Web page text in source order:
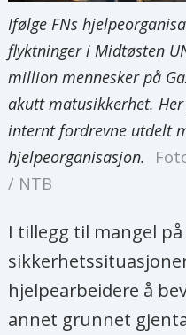
Ifølge FNs
flyktninger i Midtøsten
million mennesker på
akutt matusikkerhet.
internt fordrevne utdelt
hjelpeorganisasjon.
/ NTB
I tillegg til mangel
hjelpearbeidere å
annet grunnet